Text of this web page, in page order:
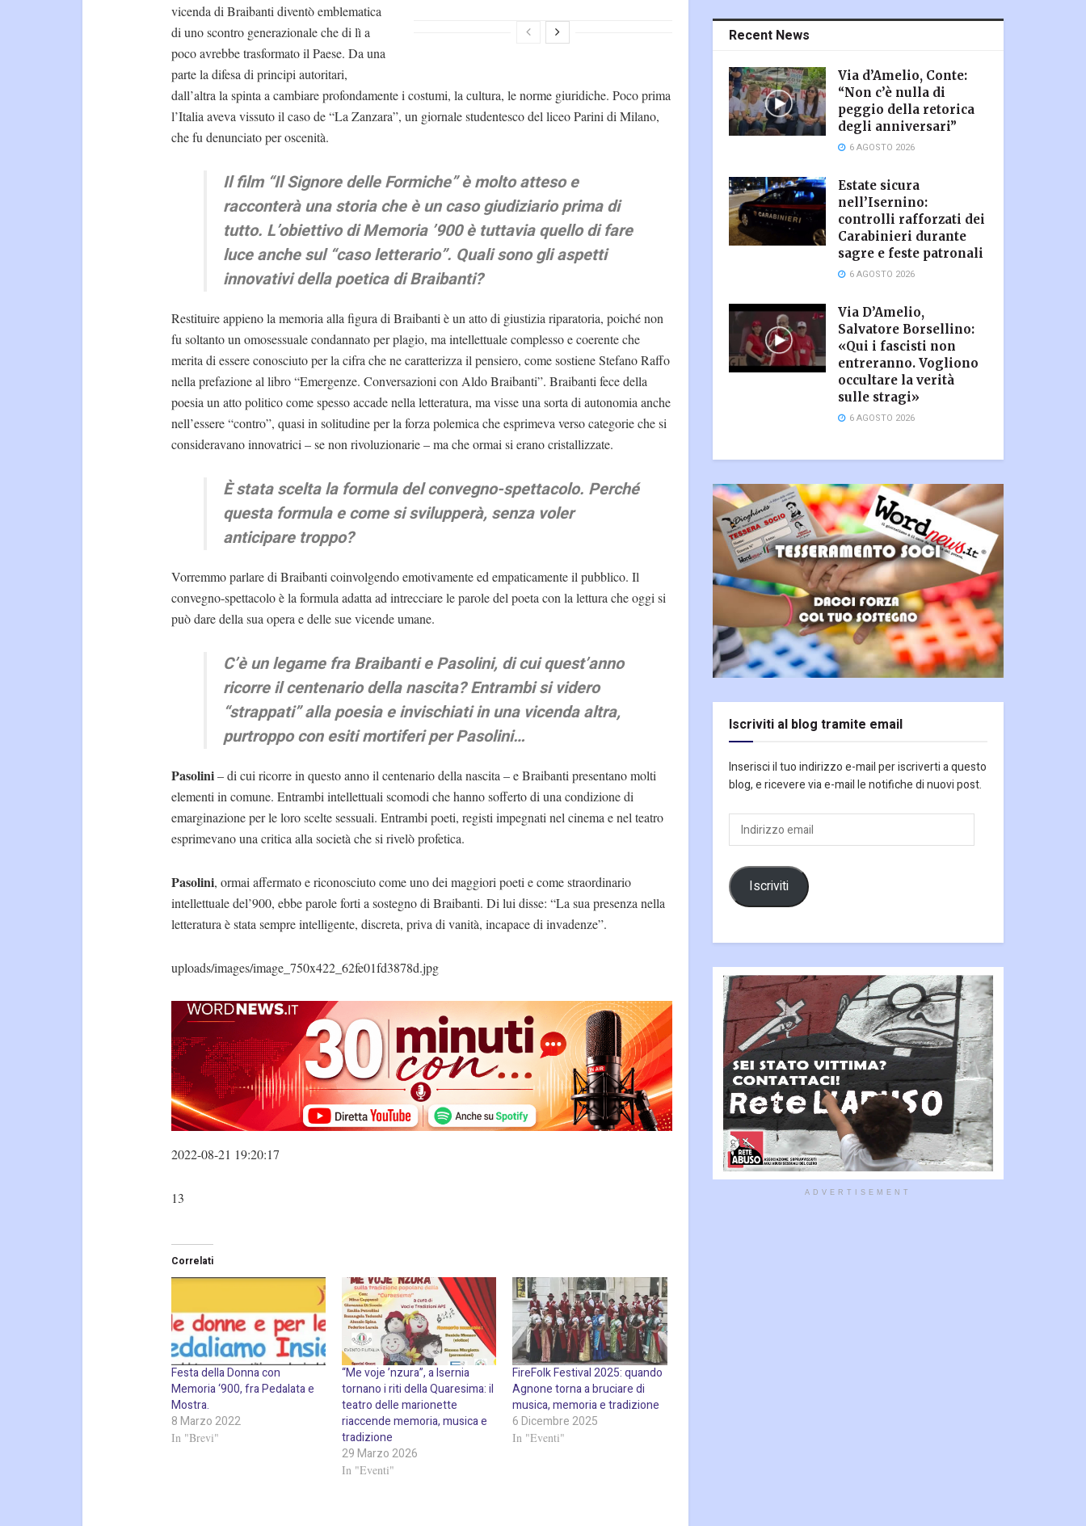
vicenda di Braibanti diventò emblematica
di uno scontro generazionale che di lì a
poco avrebbe trasformato il Paese. Da una
parte la difesa di principi autoritari,
dall’altra la spinta a cambiare profondamente i costumi, la cultura, le norme giuridiche. Poco prima
l’Italia aveva vissuto il caso de “La Zanzara”, un giornale studentesco del liceo Parini di Milano,
che fu denunciato per oscenità.
Il film “Il Signore delle Formiche” è molto atteso e
racconterà una storia che è un caso giudiziario prima di
tutto. L’obiettivo di Memoria ’900 è tuttavia quello di fare
luce anche sul “caso letterario”. Quali sono gli aspetti
innovativi della poetica di Braibanti?
Restituire appieno la memoria alla figura di Braibanti è un atto di giustizia riparatoria, poiché non
fu soltanto un omosessuale condannato per plagio, ma intellettuale complesso e coerente che
merita di essere conosciuto per la cifra che ne caratterizza il pensiero, come sostiene Stefano Raffo
nella prefazione al libro “Emergenze. Conversazioni con Aldo Braibanti”. Braibanti fece della
poesia un atto politico come spesso accade nella letteratura, ma visse una sorta di autonomia anche
nell’essere “contro”, quasi in solitudine per la forza polemica che esprimeva verso categorie che si
consideravano innovatrici – se non rivoluzionarie – ma che ormai si erano cristallizzate.
È stata scelta la formula del convegno-spettacolo. Perché
questa formula e come si svilupperà, senza voler
anticipare troppo?
Vorremmo parlare di Braibanti coinvolgendo emotivamente ed empaticamente il pubblico. Il
convegno-spettacolo è la formula adatta ad intrecciare le parole del poeta con la lettura che oggi si
può dare della sua opera e delle sue vicende umane.
C’è un legame fra Braibanti e Pasolini, di cui quest’anno
ricorre il centenario della nascita? Entrambi si videro
“strappati” alla poesia e invischiati in una vicenda altra,
purtroppo con esiti mortiferi per Pasolini…
Pasolini– di cui ricorre in questo anno il centenario della nascita – e Braibanti presentano molti
elementi in comune. Entrambi intellettuali scomodi che hanno sofferto di una condizione di
emarginazione per le loro scelte sessuali. Entrambi poeti, registi impegnati nel cinema e nel teatro
esprimevano una critica alla società che si rivelò profetica.
Pasolini, ormai affermato e riconosciuto come uno dei maggiori poeti e come straordinario
intellettuale del’900, ebbe parole forti a sostegno di Braibanti. Di lui disse: “La sua presenza nella
letteratura è stata sempre intelligente, discreta, priva di vanità, incapace di invadenze”.
uploads/images/image_750x422_62fe01fd3878d.jpg
2022-08-21 19:20:17
13
Correlati
Festa della Donna con
Memoria ‘900, fra Pedalata e
Mostra.
8 Marzo 2022
In "Brevi"
“Me voje ’nzura”, a Isernia
tornano i riti della Quaresima: il
teatro delle marionette
riaccende memoria, musica e
tradizione
29 Marzo 2026
In "Eventi"
FireFolk Festival 2025: quando
Agnone torna a bruciare di
musica, memoria e tradizione
6 Dicembre 2025
In "Eventi"
Recent News
Via d’Amelio, Conte:
“Non c’è nulla di
peggio della retorica
degli anniversari”
6 AGOSTO 2026
Estate sicura
nell’Isernino:
controlli rafforzati dei
Carabinieri durante
sagre e feste patronali
6 AGOSTO 2026
Via D’Amelio,
Salvatore Borsellino:
«Qui i fascisti non
entreranno. Vogliono
occultare la verità
sulle stragi»
6 AGOSTO 2026
Iscriviti al blog tramite email
Inserisci il tuo indirizzo e-mail per iscriverti a questo
blog, e ricevere via e-mail le notifiche di nuovi post.
Indirizzo
email
Iscriviti
ADVERTISEMENT